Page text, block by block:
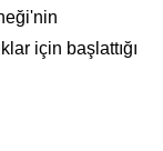
için başlattığı